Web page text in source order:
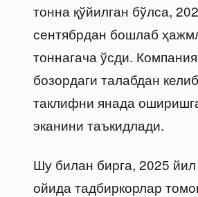
тонна қўйилган бўлса,
сентябрдан бошлаб
тоннагача ўсди.
бозордаги талабдан
таклифни янада
эканини таъкидлади.
Шу билан бирга, 2025 йил
ойида тадбиркорлар